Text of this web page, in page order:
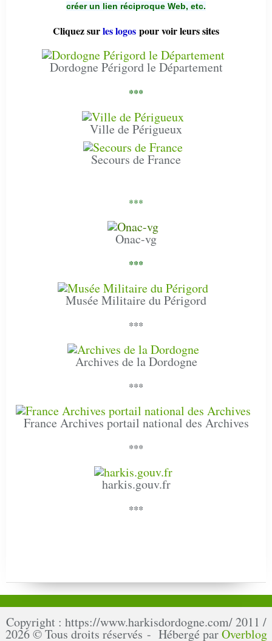
créer un lien réciproque Web, etc.
Cliquez surles logos pour voir leurs sites
Dordogne Périgord le Département
***
Ville de Périgueux
Secours de France
***
Onac-vg
***
Musée Militaire du Périgord
***
Archives de la Dordogne
***
France Archives portail national des Archives
***
harkis.gouv.fr
***
Copyright : https://www.harkisdordogne.com/ 2011 /
2026 © Tous droits réservés - Hébergé parOverblog